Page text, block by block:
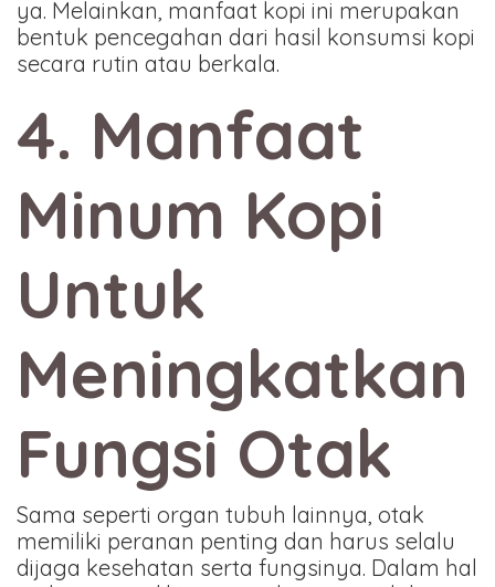
ya. Melainkan, manfaat kopi ini merupakan
bentuk pencegahan dari hasil konsumsi kopi
secara rutin atau berkala.
4. Manfaat
Minum Kopi
Untuk
Meningkatkan
Fungsi Otak
Sama seperti organ tubuh lainnya, otak
memiliki peranan penting dan harus selalu
dijaga kesehatan serta fungsinya. Dalam hal